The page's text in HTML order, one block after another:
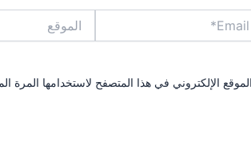
الإلكتروني في هذا المتصفح لاستخدامها المرة